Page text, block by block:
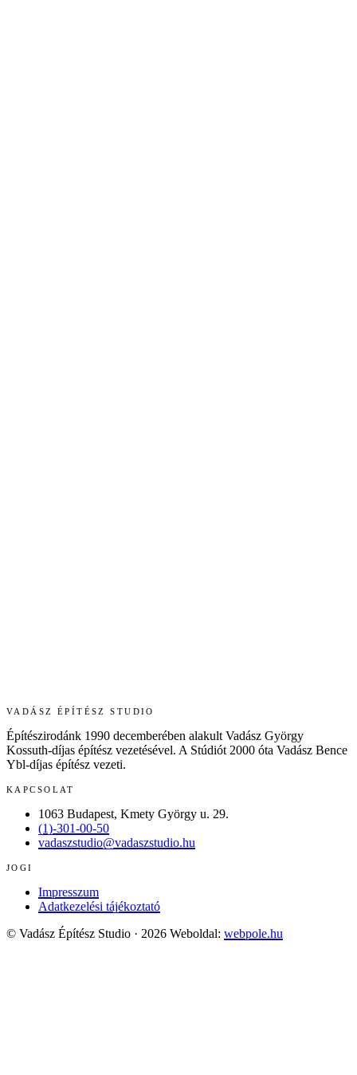
VADÁSZ ÉPÍTÉSZ STUDIO
Építészirodánk 1990 decemberében alakult Vadász György
Kossuth-díjas építész vezetésével. A Stúdiót 2000 óta Vadász Bence
Ybl-díjas építész vezeti.
KAPCSOLAT
1063 Budapest, Kmety György u. 29.
(1)-301-00-50
vadaszstudio@vadaszstudio.hu
JOGI
Impresszum
Adatkezelési tájékoztató
© Vadász Építész Studio · 2026 Weboldal: webpole.hu